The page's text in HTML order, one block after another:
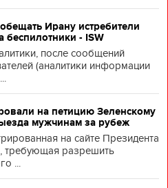
Ирану истребители
беспилотники - ISW
после сообщений
(аналитики информации
на петицию Зеленскому
мужчинам за рубеж
на сайте Президента
требующая разрешить
...